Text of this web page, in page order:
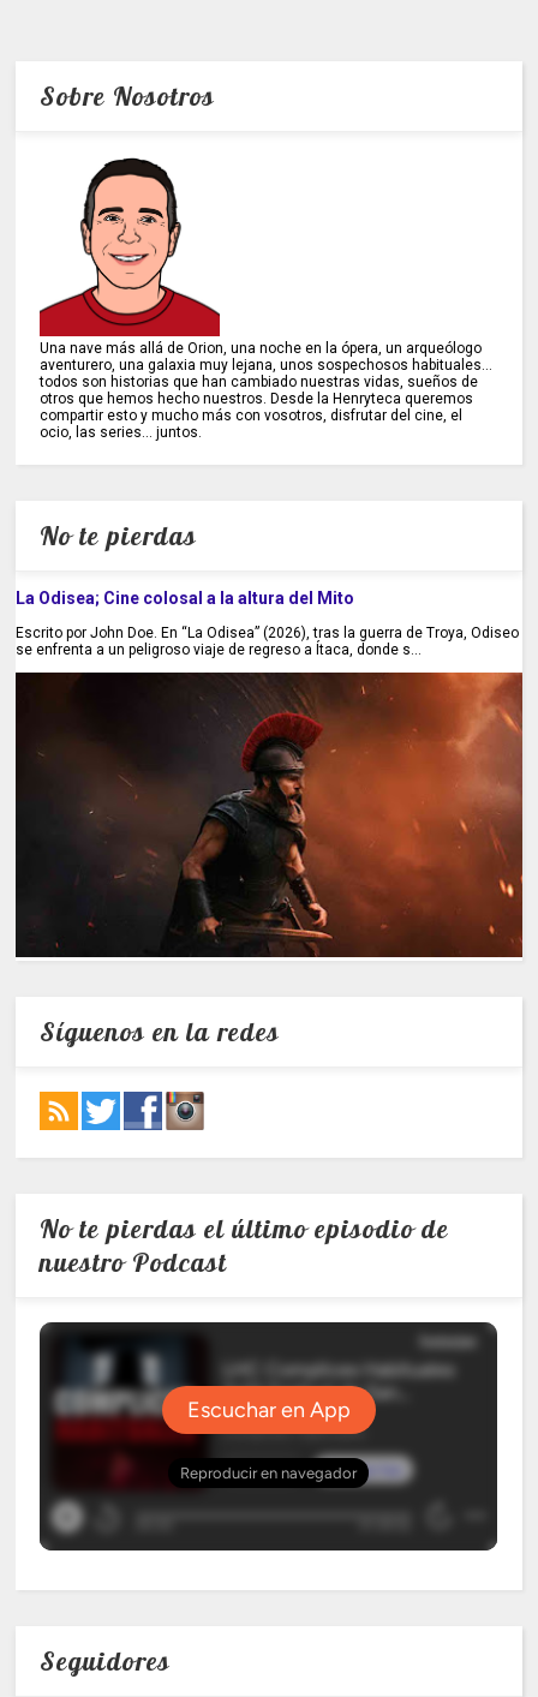
Sobre Nosotros
Una nave más allá de Orion, una noche en la ópera, un arqueólogo
aventurero, una galaxia muy lejana, unos sospechosos habituales...
todos son historias que han cambiado nuestras vidas, sueños de
otros que hemos hecho nuestros. Desde la Henryteca queremos
compartir esto y mucho más con vosotros, disfrutar del cine, el
ocio, las series... juntos.
No te pierdas
La Odisea; Cine colosal a la altura del Mito
Escrito por John Doe. En “La Odisea” (2026), tras la guerra de Troya, Odiseo
se enfrenta a un peligroso viaje de regreso a Ítaca, donde s...
Síguenos en la redes
No te pierdas el último episodio de
nuestro Podcast
Seguidores